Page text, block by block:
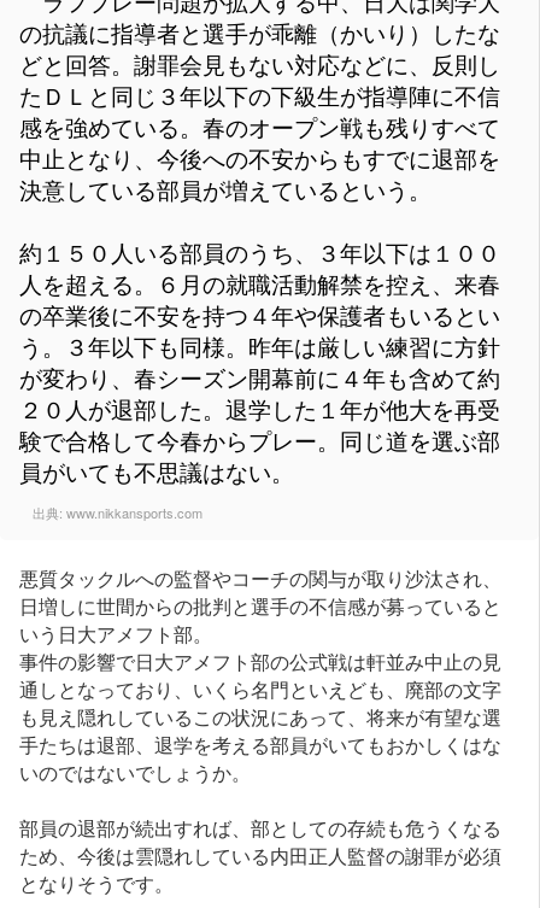
の抗議に指導者と選手が乖離（かいり）したな
どと回答。謝罪会見もない対応などに、反則し
たＤＬと同じ３年以下の下級生が指導陣に不信
感を強めている。春のオープン戦も残りすべて
中止となり、今後への不安からもすでに退部を
決意している部員が増えているという。
約１５０人いる部員のうち、３年以下は１００
人を超える。６月の就職活動解禁を控え、来春
の卒業後に不安を持つ４年や保護者もいるとい
う。３年以下も同様。昨年は厳しい練習に方針
が変わり、春シーズン開幕前に４年も含めて約
２０人が退部した。退学した１年が他大を再受
験で合格して今春からプレー。同じ道を選ぶ部
員がいても不思議はない。
出典: www.nikkansports.com
悪質タックルへの監督やコーチの関与が取り沙汰され、
日増しに世間からの批判と選手の不信感が募っていると
いう日大アメフト部。
事件の影響で日大アメフト部の公式戦は軒並み中止の見
通しとなっており、いくら名門といえども、廃部の文字
も見え隠れしているこの状況にあって、将来が有望な選
手たちは退部、退学を考える部員がいてもおかしくはな
いのではないでしょうか。
部員の退部が続出すれば、部としての存続も危うくなる
ため、今後は雲隠れしている内田正人監督の謝罪が必須
となりそうです。